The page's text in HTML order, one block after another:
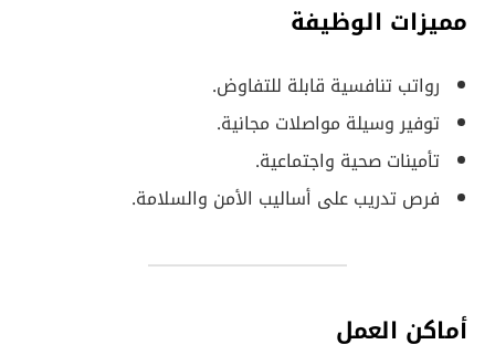
مميزات الوظيفة
رواتب تنافسية قابلة للتفاوض.
توفير وسيلة مواصلات مجانية.
تأمينات صحية واجتماعية.
فرص تدريب على أساليب الأمن والسلامة.
أماكن العمل